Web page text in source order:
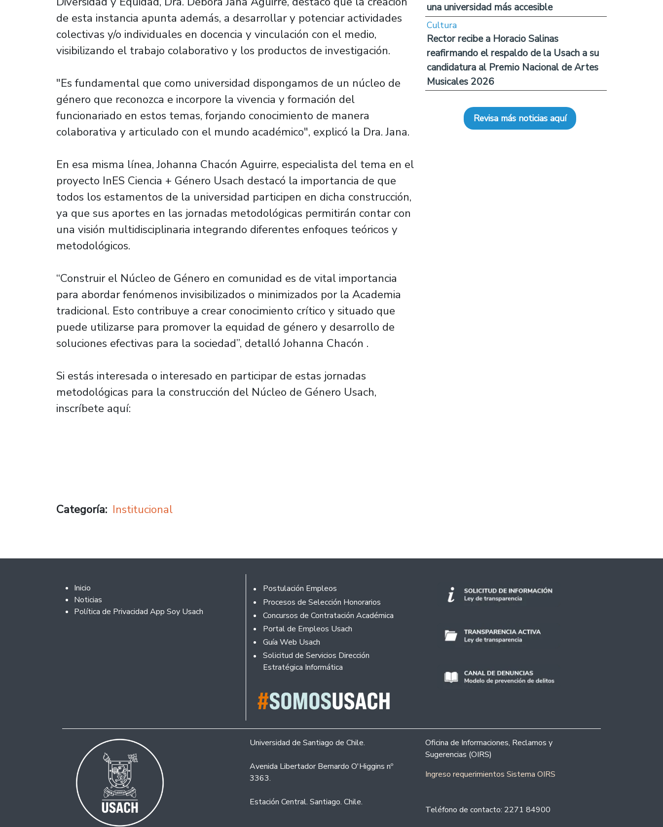
de esta instancia apunta además, a desarrollar y potenciar actividades
colectivas y/o individuales en docencia y vinculación con el medio,
visibilizando el trabajo colaborativo y los productos de investigación.
"Es fundamental que como universidad dispongamos de un núcleo de
género que reconozca e incorpore la vivencia y formación del
funcionariado en estos temas, forjando conocimiento de manera
colaborativa y articulado con el mundo académico", explicó la Dra. Jana.
En esa misma línea, Johanna Chacón Aguirre, especialista del tema en el
proyecto InES Ciencia + Género Usach destacó la importancia de que
todos los estamentos de la universidad participen en dicha construcción,
ya que sus aportes en las jornadas metodológicas permitirán contar con
una visión multidisciplinaria integrando diferentes enfoques teóricos y
metodológicos.
“Construir el Núcleo de Género en comunidad es de vital importancia
para abordar fenómenos invisibilizados o minimizados por la Academia
tradicional. Esto contribuye a crear conocimiento crítico y situado que
puede utilizarse para promover la equidad de género y desarrollo de
soluciones efectivas para la sociedad”, detalló Johanna Chacón .
Si estás interesada o interesado en participar de estas jornadas
metodológicas para la construcción del Núcleo de Género Usach,
inscríbete aquí:
Categoría Institucional
una universidad más accesible
Cultura
Rector recibe a Horacio Salinas
reafirmando el respaldo de la Usach a su
candidatura al Premio Nacional de Artes
Musicales 2026
Revisa más noticias aquí
Footer 2
Inicio
Noticias
Política de Privacidad App Soy Usach
Footer
Postulación Empleos
Procesos de Selección Honorarios
Concursos de Contratación Académica
Portal de Empleos Usach
Guía Web Usach
Solicitud de Servicios Dirección
Estratégica Informática
Universidad de Santiago de Chile.
Avenida Libertador Bernardo O'Higgins nº
3363.
Estación Central. Santiago. Chile.
Oficina de Informaciones, Reclamos y
Sugerencias (OIRS)
Ingreso requerimientos Sistema OIRS
Teléfono de contacto: 2271 84900